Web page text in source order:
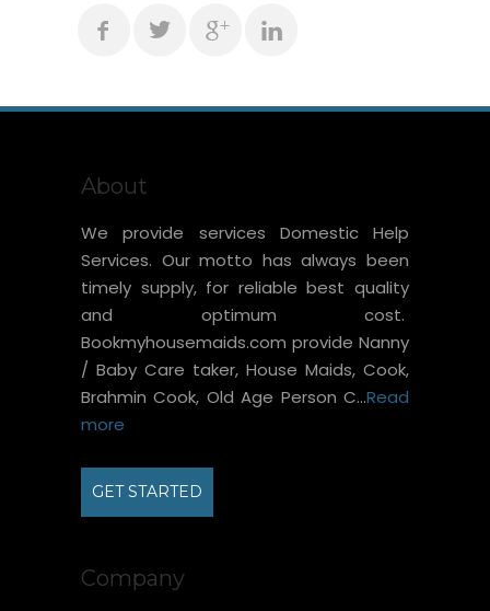
About
We provide services Domestic Help
Services. Our motto has always been
timely supply, for reliable best quality
and optimum cost.
Bookmyhousemaids.com provide Nanny
/ Baby Care taker, House Maids, Cook,
Brahmin Cook, Old Age Person C...Read
more
GET STARTED
Company